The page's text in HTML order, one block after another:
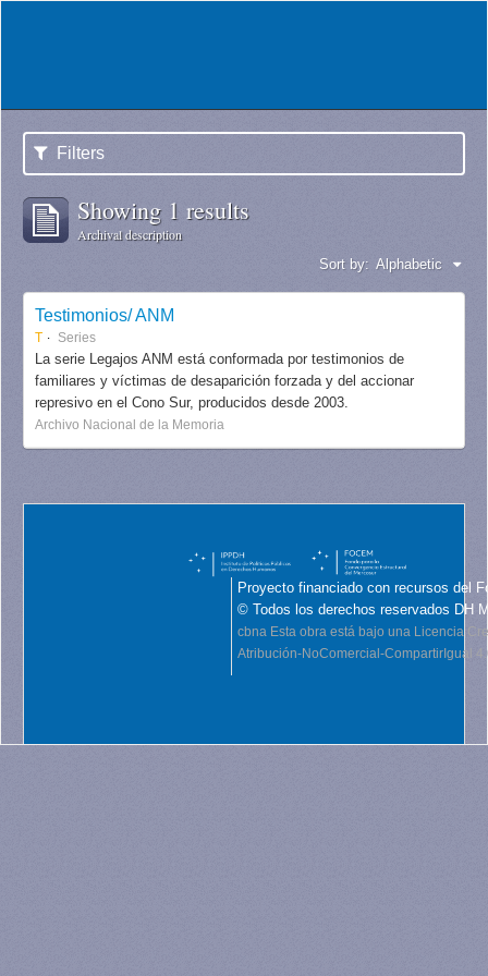
Filters
Showing 1 results
Archival description
Sort by: Alphabetic
Testimonios/ ANM
T Series
La serie Legajos ANM está conformada por testimonios de
familiares y víctimas de desaparición forzada y del accionar
represivo en el Cono Sur, producidos desde 2003.
Archivo Nacional de la Memoria
Proyecto financiado con recursos del
© Todos los derechos reservados DH
cbna Esta obra está bajo una Licencia
Atribución-NoComercial-CompartirIgual